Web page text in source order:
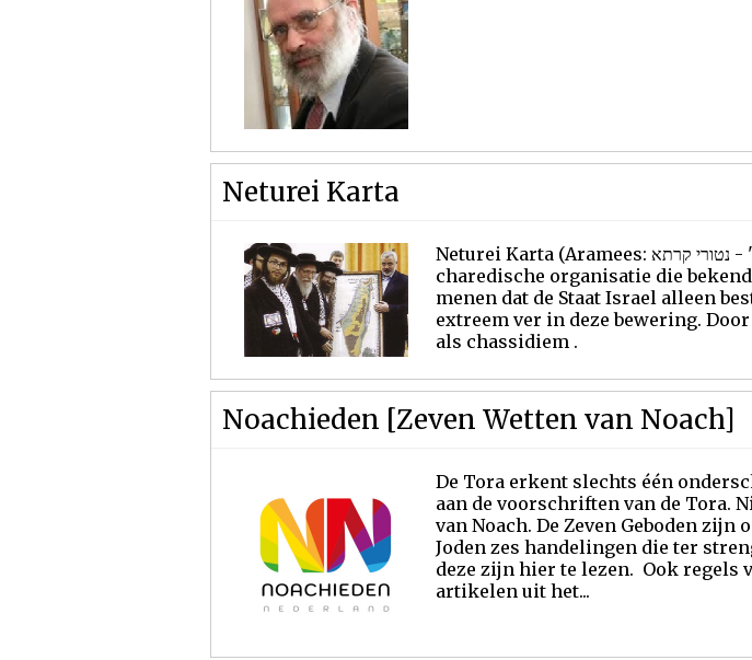
Neturei Karta
Neturei Karta (Aramees: נטורי קרתא - 'Hoeders van de Stad') is een kleine Litvishe
charedische organisatie die
menen dat de Staat Israel alleen
extreem ver in deze bewering.
als chassidiem .
Noachieden [Zeven Wetten van Noach]
De Tora erkent slechts één
aan de voorschriften van de Tora.
van Noach. De Zeven Geboden zijn
Joden zes handelingen die ter
deze zijn hier te lezen. Ook regels
artikelen uit het...